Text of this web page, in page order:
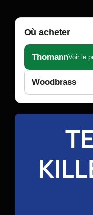
Où acheter
ThomannVoir le
Woodbrass